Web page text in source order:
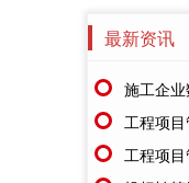
最新资讯
施工企业
工程项目管理
工程项目管